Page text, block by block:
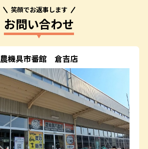
笑顔でお返事します
お問い合わせ
農機具市番館 倉吉店